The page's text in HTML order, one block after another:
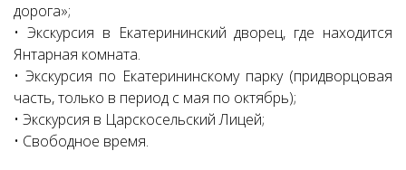
дорога»;
• Экскурсия в Екатерининский дворец, где находится
Янтарная комната.
• Экскурсия по Екатерининскому парку (придворцовая
часть, только в период с мая по октябрь);
• Экскурсия в Царскосельский Лицей;
• Свободное время.